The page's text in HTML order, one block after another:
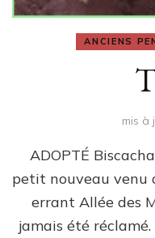
ANCIENS
mis à
ADOPTÉ
petit nouveau venu
errant Allée des
jamais été